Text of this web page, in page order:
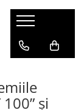
și